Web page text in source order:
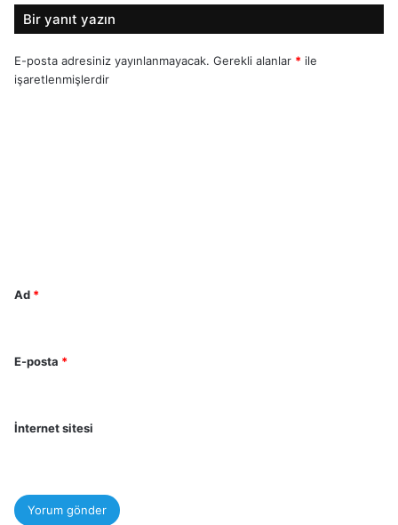
Bir yanıt yazın
E-posta adresiniz yayınlanmayacak. Gerekli alanlar * ile
işaretlenmişlerdir
Ad *
E-posta *
İnternet sitesi